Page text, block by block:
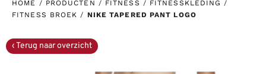
HOME / PRODUCTEN / FITNESS / FITNESSKLEDING /
FITNESS BROEK / NIKE TAPERED PANT LOGO